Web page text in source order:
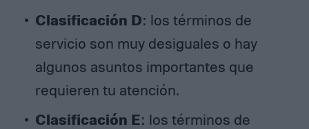
Clasificación D: los términos de
servicio son muy desiguales o hay
algunos asuntos importantes que
requieren tu atención.
Clasificación E: los términos de